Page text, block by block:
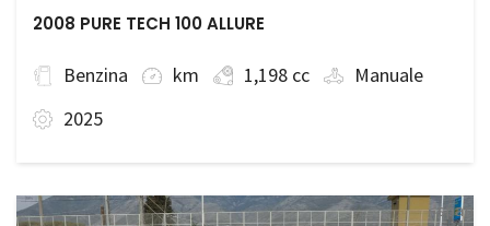
2008 PURE TECH 100 ALLURE
Benzina km 1,198 cc
Manuale
2025
<span